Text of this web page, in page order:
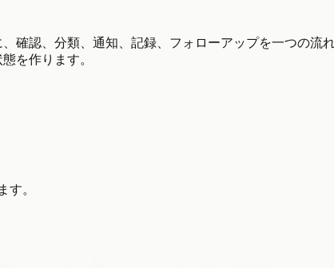
確認、分類、通知、記録、フォローアップを一つの
を作ります。
す。